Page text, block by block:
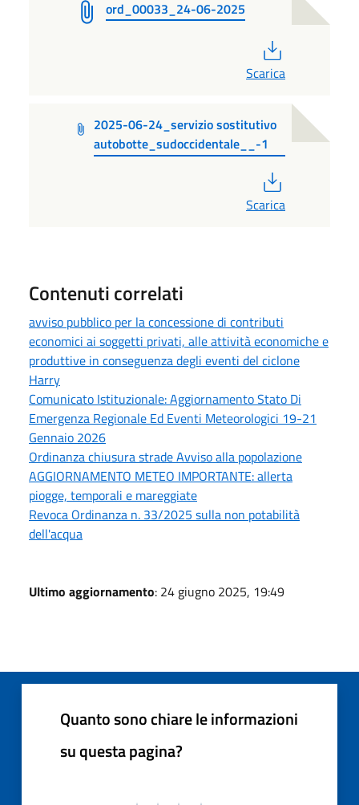
ord_00033_24-06-2025
Scarica
2025-06-24_servizio sostitutivo
autobotte_sudoccidentale__-1
Scarica
Contenuti correlati
avviso pubblico per la concessione di contributi
economici ai soggetti privati, alle attività economiche e
produttive in conseguenza degli eventi del ciclone
Harry
Comunicato Istituzionale: Aggiornamento Stato Di
Emergenza Regionale Ed Eventi Meteorologici 19-21
Gennaio 2026
Ordinanza chiusura strade Avviso alla popolazione
AGGIORNAMENTO METEO IMPORTANTE: allerta
piogge, temporali e mareggiate
Revoca Ordinanza n. 33/2025 sulla non potabilità
dell'acqua
Ultimo aggiornamento: 24 giugno 2025, 19:49
Quanto sono chiare le informazioni
su questa pagina?